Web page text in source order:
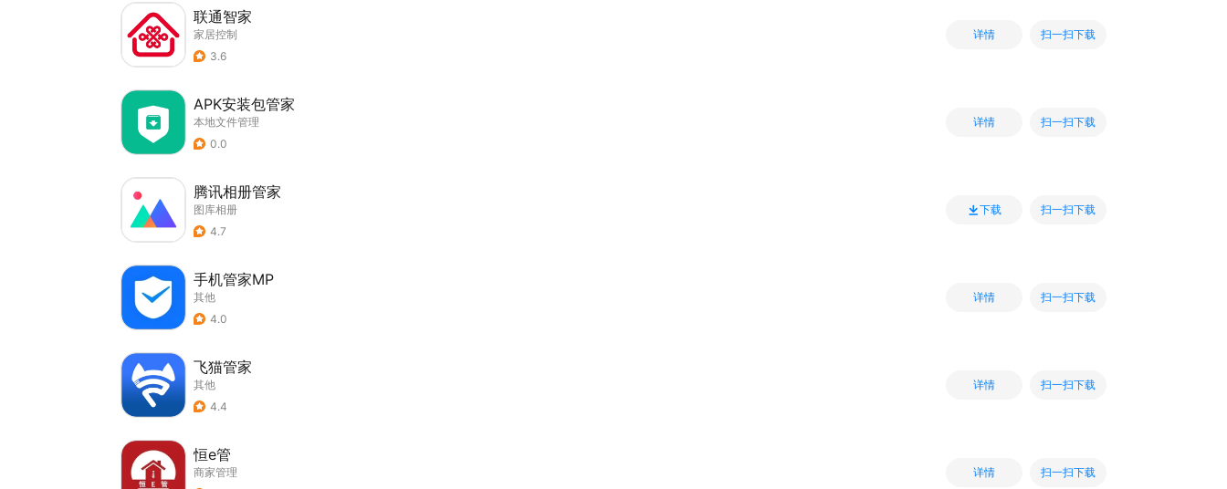
联通智家
家居控制
3.6
详情 扫一扫下载
APK安装包管家
本地文件管理
0.0
详情 扫一扫下载
腾讯相册管家
图库相册
4.7
下载 扫一扫下载
手机管家MP
其他
4.0
详情 扫一扫下载
飞猫管家
其他
4.4
详情 扫一扫下载
恒e管
商家管理
详情 扫一扫下载